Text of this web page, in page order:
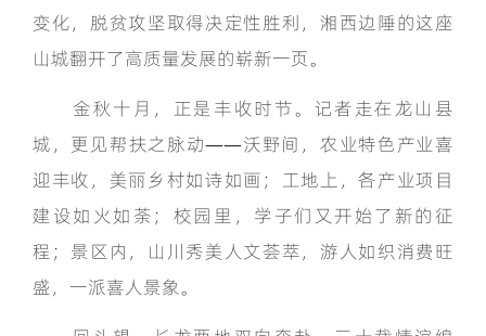
变化，脱贫攻坚取得决定性胜利，湘西边陲的这座
山城翻开了高质量发展的崭新一页。
金秋十月，正是丰收时节。记者走在龙山县
城，更见帮扶之脉动——沃野间，农业特色产业喜
迎丰收，美丽乡村如诗如画；工地上，各产业项目
建设如火如荼；校园里，学子们又开始了新的征
程；景区内，山川秀美人文荟萃，游人如织消费旺
盛，一派喜人景象。